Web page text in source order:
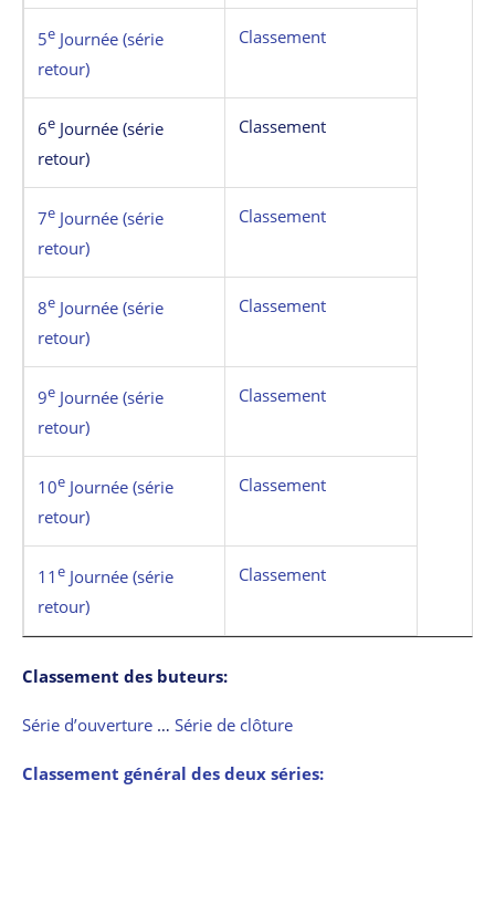
5e Journée (série
retour)
Classement
6e Journée (série
retour)
Classement
7e Journée (série
retour)
Classement
8e Journée (série
retour)
Classement
9e Journée (série
retour)
Classement
10e Journée (série
retour)
Classement
11e Journée (série
retour)
Classement
Classement des buteurs:
Série d’ouverture … Série de clôture
Classement général des deux séries: